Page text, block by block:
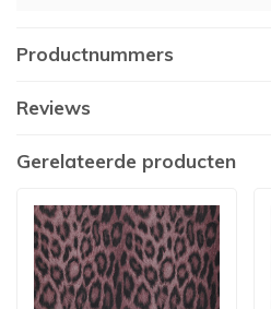
Productnummers
Reviews
Gerelateerde producten